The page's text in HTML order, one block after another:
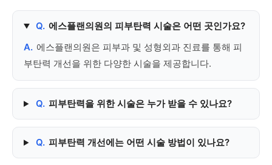
Q. 에스플랜의원의 피부탄력 시술은 어떤 곳인가요?
A. 에스플랜의원은 피부과 및 성형외과 진료를 통해 피
부탄력 개선을 위한 다양한 시술을 제공합니다.
Q. 피부탄력을 위한 시술은 누가 받을 수 있나요?
Q. 피부탄력 개선에는 어떤 시술 방법이 있나요?